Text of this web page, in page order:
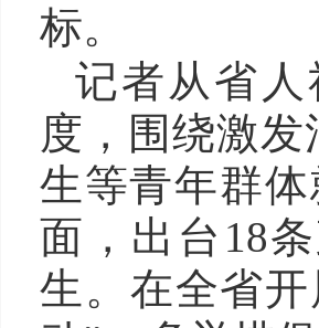
标。
记者从省
度，围绕激
生等青年群
面，出台18
生。在全省